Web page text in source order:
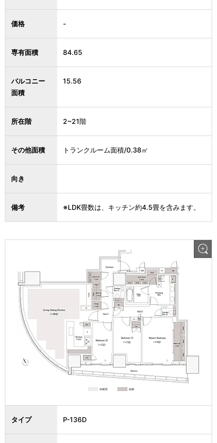
価格 -
専有面積 84.65
バルコニー
面積
15.56
所在階 2~21階
その他面積 トランクルーム面積/0.38㎡
向き
備考 ※LDK畳数は、キッチン約4.5畳を含みます。
タイプ P-136D